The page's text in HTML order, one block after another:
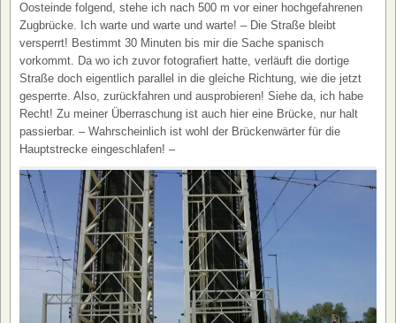
Oosteinde folgend, stehe ich nach 500 m vor einer hochgefahrenen
Zugbrücke. Ich warte und warte und warte! – Die Straße bleibt
versperrt! Bestimmt 30 Minuten bis mir die Sache spanisch
vorkommt. Da wo ich zuvor fotografiert hatte, verläuft die dortige
Straße doch eigentlich parallel in die gleiche Richtung, wie die jetzt
gesperrte. Also, zurückfahren und ausprobieren! Siehe da, ich habe
Recht! Zu meiner Überraschung ist auch hier eine Brücke, nur halt
passierbar. – Wahrscheinlich ist wohl der Brückenwärter für die
Hauptstrecke eingeschlafen! –